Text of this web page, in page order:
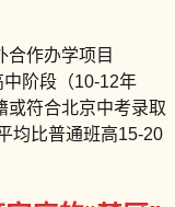
合作办学项目
中阶段（10-12年
或符合北京中考录取
均比普通班高15-20